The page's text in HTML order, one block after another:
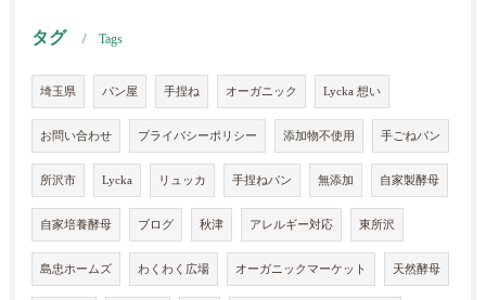
タグ Tags
埼玉県 パン屋 手捏ね オーガニック Lycka 想い
お問い合わせ プライバシーポリシー 添加物不使用 手ごねパン
所沢市 Lycka リュッカ 手捏ねパン 無添加 自家製酵母
自家培養酵母 ブログ 秋津 アレルギー対応 東所沢
島忠ホームズ わくわく広場 オーガニックマーケット 天然酵母